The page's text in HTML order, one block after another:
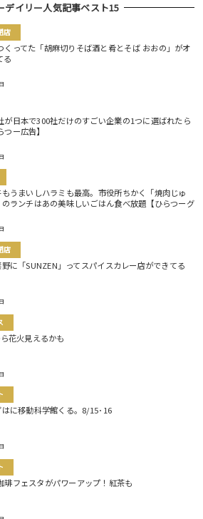
デイリー人気記事ベスト15
店
くってた「胡麻切りそば酒と肴とそば おおの」がオ
る
が日本で300社だけのすごい企業の1つに選ばれたら
つー広告】
うまいしハラミも最高。市役所ちかく「焼肉じゅ
のランチはあの美味しいごはん食べ放題【ひらつーグ
店
に「SUNZEN」ってスパイスカレー店ができてる
花火見えるかも
はに移動科学館くる。8/15･16
琲フェスタがパワーアップ！紅茶も